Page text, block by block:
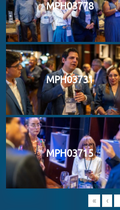
MPH03778
MPH03731
MPH03715
« ‹